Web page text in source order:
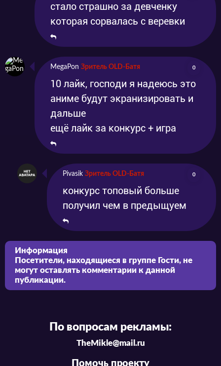
стало страшно за девченку
которая сорвалась с веревки
MegaPon Зритель OLD-Батя 0
10 лайк, господи я надеюсь это
аниме будут экранизировать и
дальше
ещё лайк за конкурс + игра
Pivasik Зритель OLD-Батя 0
конкурс топовый больше
получил чем в предыщуем
Информация
Посетители, находящиеся в группе Гости, не
могут оставлять комментарии к данной
публикации.
По вопросам рекламы:
TheMikle@mail.ru
Помочь проекту